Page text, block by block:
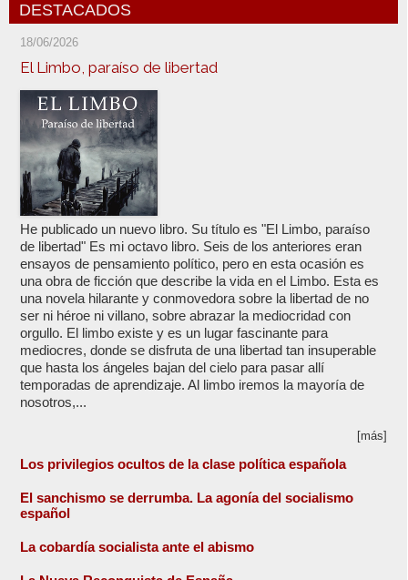
DESTACADOS
18/06/2026
El Limbo, paraíso de libertad
He publicado un nuevo libro. Su título es "El Limbo, paraíso
de libertad" Es mi octavo libro. Seis de los anteriores eran
ensayos de pensamiento político, pero en esta ocasión es
una obra de ficción que describe la vida en el Limbo. Esta es
una novela hilarante y conmovedora sobre la libertad de no
ser ni héroe ni villano, sobre abrazar la mediocridad con
orgullo. El limbo existe y es un lugar fascinante para
mediocres, donde se disfruta de una libertad tan insuperable
que hasta los ángeles bajan del cielo para pasar allí
temporadas de aprendizaje. Al limbo iremos la mayoría de
nosotros,...
[más]
Los privilegios ocultos de la clase política española
El sanchismo se derrumba. La agonía del socialismo
español
La cobardía socialista ante el abismo